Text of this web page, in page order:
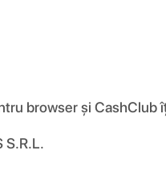
browser și
S.R.L.